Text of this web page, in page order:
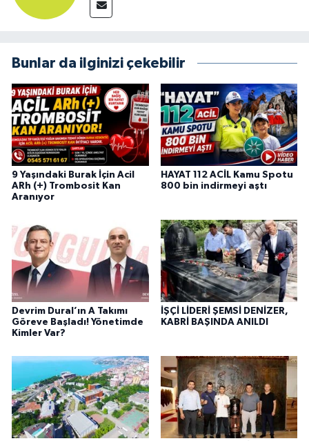
Bunlar da ilginizi çekebilir
9 Yaşındaki Burak İçin Acil
ARh (+) Trombosit Kan
Aranıyor
HAYAT 112 ACİL Kamu Spotu
800 bin indirmeyi aştı
Devrim Dural’ın A Takımı
Göreve Başladı! Yönetimde
Kimler Var?
İŞÇİ LİDERİ ŞEMSİ DENİZER,
KABRİ BAŞINDA ANILDI